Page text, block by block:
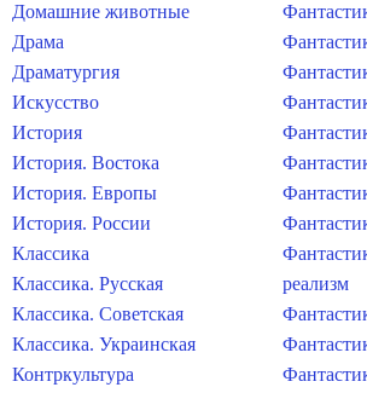
Домашние животные
Драма
Драматургия
Искусство
История
История. Востока
История. Европы
История. России
Классика
Классика. Русская
Классика. Советская
Классика. Украинская
Контркультура
реализм